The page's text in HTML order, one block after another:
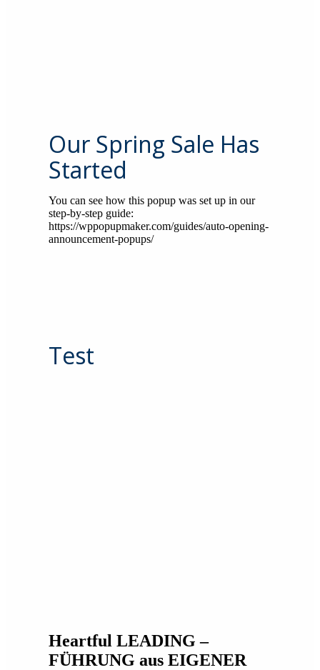
Our Spring Sale Has
Started
You can see how this popup was set up in our
step-by-step guide:
https://wppopupmaker.com/guides/auto-opening-
announcement-popups/
Test
Heartful LEADING –
FÜHRUNG aus EIGENER